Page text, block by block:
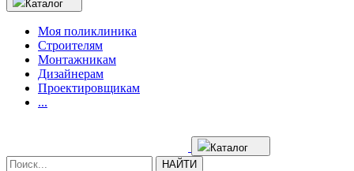
Каталог
Моя поликлиника
Строителям
Монтажникам
Дизайнерам
Проектировщикам
...
Каталог
НАЙТИ